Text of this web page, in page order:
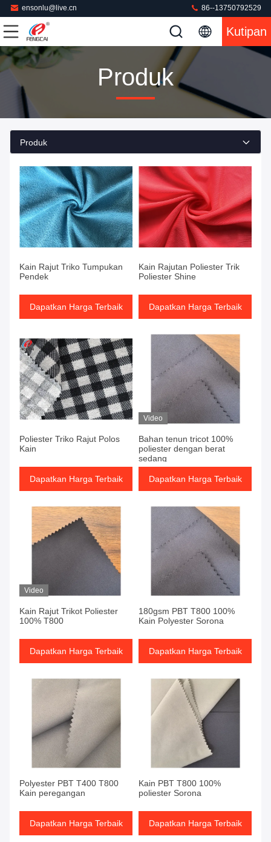
ensonlu@live.cn 86--13750792529
Kutipan
Produk
Produk
Kain Rajut Triko Tumpukan
Pendek
Dapatkan Harga Terbaik
Kain Rajutan Poliester Trik
Poliester Shine
Dapatkan Harga Terbaik
Poliester Triko Rajut Polos
Kain
Dapatkan Harga Terbaik
Video
Bahan tenun tricot 100%
poliester dengan berat
sedang
Dapatkan Harga Terbaik
Video
Kain Rajut Trikot Poliester
100% T800
Dapatkan Harga Terbaik
180gsm PBT T800 100%
Kain Polyester Sorona
Dapatkan Harga Terbaik
Polyester PBT T400 T800
Kain peregangan
Dapatkan Harga Terbaik
Kain PBT T800 100%
poliester Sorona
Dapatkan Harga Terbaik